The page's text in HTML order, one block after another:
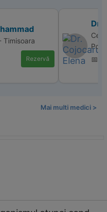
Timisoara
Rezervă
Dr.
📅
Mai multi medici >